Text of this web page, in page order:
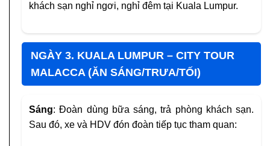
khách sạn nghỉ ngơi, nghỉ đêm tại Kuala Lumpur.
NGÀY 3. KUALA LUMPUR – CITY TOUR
MALACCA (ĂN SÁNG/TRƯA/TỐI)
Sáng: Đoàn dùng bữa sáng, trả phòng khách sạn.
Sau đó, xe và HDV đón đoàn tiếp tục tham quan: